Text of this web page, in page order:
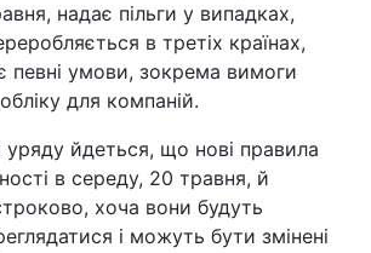
Лайт
Інциденти
Погода
Регіони
надає пільги у випадках,
в третіх країнах,
певні умови, зокрема вимоги
для компаній.
уряду йдеться, що нові правила
в середу, 20 травня, й
хоча вони будуть
і можуть бути змінені